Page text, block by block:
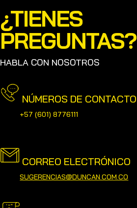
¿TIENES
PREGUNTAS?
HABLA CON NOSOTROS
NÚMEROS DE CONTACTO
+57(601) 8776111
CORREO ELECTRÓNICO
SUGERENCIAS@DUNCAN.COM.CO